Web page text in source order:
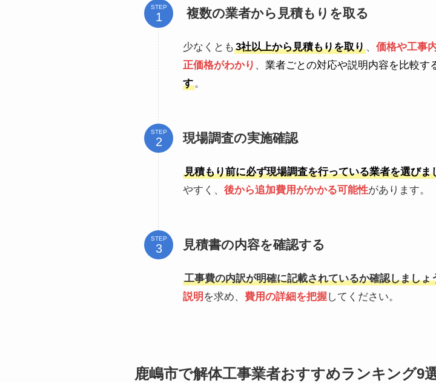
STEP 複数の業者から見積もりを取る
少なくとも 3社以上から見積もりを取り 、 価格や工事
正価格がわかり 、 業者ごとの対応や説明内容を比較す
す。
STEP 現場調査の実施確認
見積もり前に必ず現場調査を行っている業者を選びま
やすく、 後から追加費用がかかる可能性があります。
STEP 見積書の内容を確認する
工事費の内訳が明確に記載されているか確認しましょ
説明 を求め、 費用の詳細を把握してください。
鹿嶋市で解体工事業者おすすめランキング9